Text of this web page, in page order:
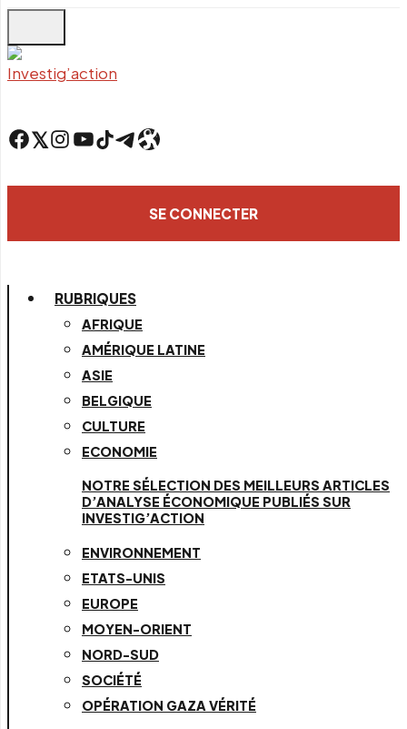
to
main
Facebook Twitter Instagram YouTube TikTok TelegramLien
SE CONNECTER
RUBRIQUES
AFRIQUE
AMÉRIQUE LATINE
ASIE
BELGIQUE
CULTURE
ECONOMIE
NOTRE SÉLECTION DES MEILLEURS ARTICLES
D’ANALYSE ÉCONOMIQUE PUBLIÉS SUR
INVESTIG’ACTION
ENVIRONNEMENT
ETATS-UNIS
EUROPE
MOYEN-ORIENT
NORD-SUD
SOCIÉTÉ
OPÉRATION GAZA VÉRITÉ